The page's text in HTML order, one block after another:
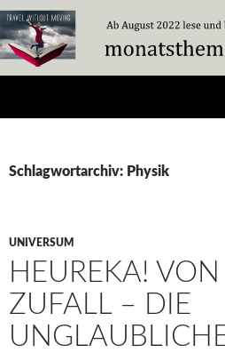
Zum
Inhalt
springen
Schlagwortarchiv: Physik
UNIVERSUM
HEUREKA!
ZUFALL – DIE